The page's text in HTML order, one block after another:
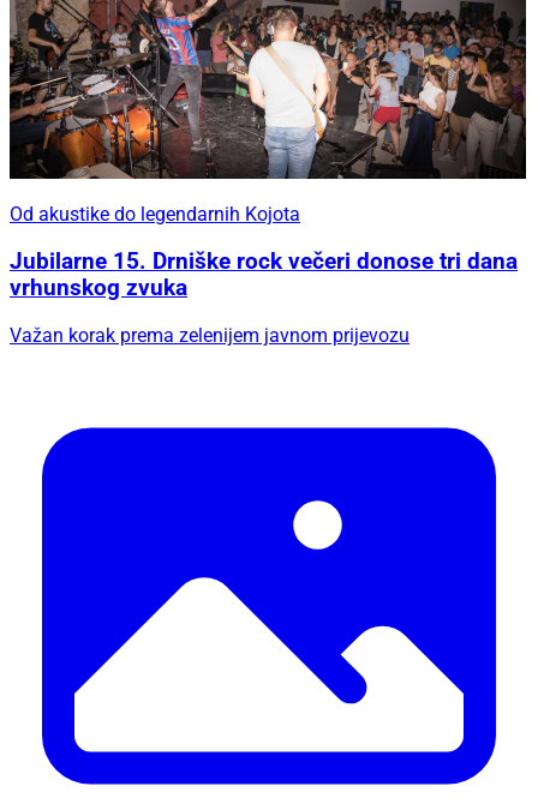
Od akustike do legendarnih Kojota
Jubilarne 15. Drniške rock večeri donose tri dana
vrhunskog zvuka
Važan korak prema zelenijem javnom prijevozu